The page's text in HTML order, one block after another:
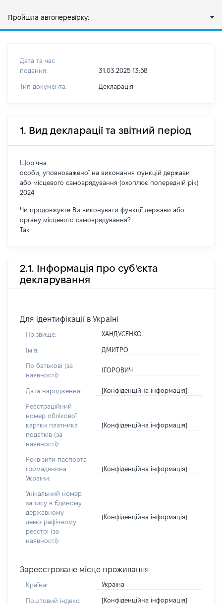
Пройшла автоперевірку:
Дата та час
подання:
31.03.2025 13:58
Тип документа: Декларація
1. Вид декларації та звітний період
Щорічна
особи, уповноваженої на виконання функцій держави
або місцевого самоврядування (охоплює попередній рік)
2024
Чи продовжуєте Ви виконувати функції держави або
органу місцевого самоврядування?
Так
2.1. Інформація про суб'єкта
декларування
Для ідентифікації в Україні
Прізвище: ХАНДУСЕНКО
Імʼя: ДМИТРО
По батькові (за
наявності):
ІГОРОВИЧ
Дата народження: [Конфіденційна інформація]
Реєстраційний
номер облікової
картки платника
податків (за
наявності):
[Конфіденційна інформація]
Реквізити паспорта
громадянина
України:
[Конфіденційна інформація]
Унікальний номер
запису в Єдиному
державному
демографічному
реєстрі (за
наявності):
[Конфіденційна інформація]
Зареєстроване місце проживання
Країна: Україна
Поштовий індекс: [Конфіденційна інформація]